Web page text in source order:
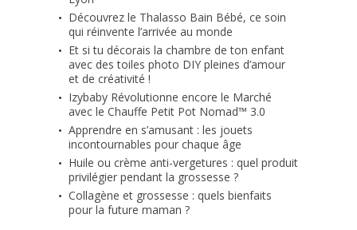
Découvrez le Thalasso Bain Bébé, ce soin
qui réinvente l’arrivée au monde
Et si tu décorais la chambre de ton enfant
avec des toiles photo DIY pleines d’amour
et de créativité !
Izybaby Révolutionne encore le Marché
avec le Chauffe Petit Pot Nomad™ 3.0
Apprendre en s’amusant : les jouets
incontournables pour chaque âge
Huile ou crème anti-vergetures : quel produit
privilégier pendant la grossesse ?
Collagène et grossesse : quels bienfaits
pour la future maman ?